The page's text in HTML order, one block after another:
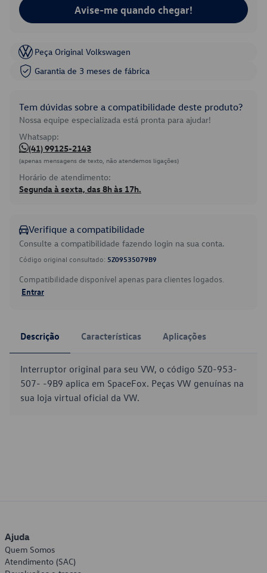
Avise-me quando chegar!
Peça Original Volkswagen
Garantia de 3 meses de fábrica
Tem dúvidas sobre a compatibilidade deste produto?
Nossa equipe especializada está pronta para ajudar!
Whatsapp:
(41) 99125-2143
(apenas mensagens de texto, não atendemos ligações)
Horário de atendimento:
Segunda à sexta, das 8h às 17h.
Verifique a compatibilidade
Consulte a compatibilidade fazendo login na sua conta.
Código original consultado: 5Z09535079B9
Compatibilidade disponível apenas para clientes logados.
Entrar
Descrição Características Aplicações
Interruptor original para seu VW, o código 5Z0-953-
507- -9B9 aplica em SpaceFox. Peças VW genuínas na
sua loja virtual oficial da VW.
Ajuda
Quem Somos
Atendimento (SAC)